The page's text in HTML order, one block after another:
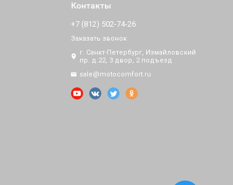
Контакты
+7 (812) 502-74-26
Заказать звонок
г. Санкт-Петербург, Измайловский
пр. д.22, 3 двор, 2 подъезд
sale@motocomfort.ru